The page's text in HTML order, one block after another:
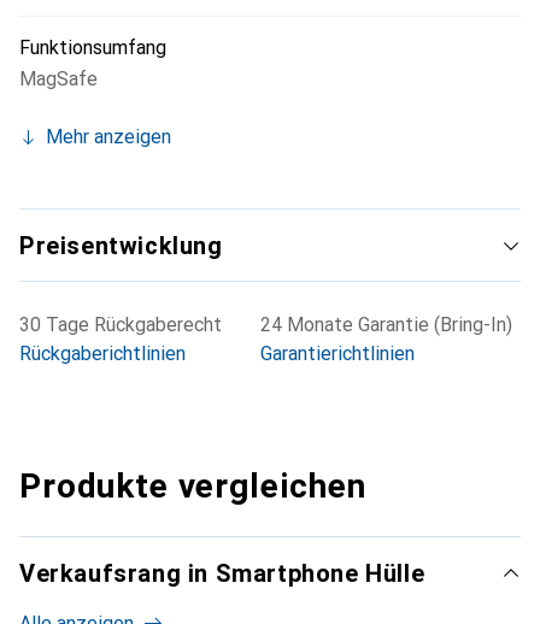
Funktionsumfang
MagSafe
Mehr anzeigen
Preisentwicklung
30 Tage Rückgaberecht
Rückgaberichtlinien
24 Monate Garantie (Bring-In)
Garantierichtlinien
Produkte vergleichen
Verkaufsrang in Smartphone Hülle